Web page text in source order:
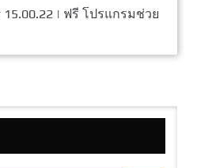
15.00.22 | ฟรี โปรแกรมช่วย